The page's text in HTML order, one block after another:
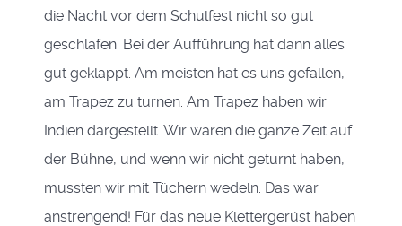
die Nacht vor dem Schulfest nicht so gut
geschlafen. Bei der Aufführung hat dann alles
gut geklappt. Am meisten hat es uns gefallen,
am Trapez zu turnen. Am Trapez haben wir
Indien dargestellt. Wir waren die ganze Zeit auf
der Bühne, und wenn wir nicht geturnt haben,
mussten wir mit Tüchern wedeln. Das war
anstrengend! Für das neue Klettergerüst haben